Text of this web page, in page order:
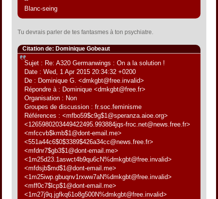
Blanc-seing
Tu devrais parler de tes fantasmes à ton psychiatre.
Citation de: Dominique Gobeaut
Sujet : Re: A320 Germanwings : On a la solution !
Date : Wed, 1 Apr 2015 20:34:32 +0200
De : Dominique G. <dmkgbt@free.invalid>
Répondre à : Dominique <dmkgbt@free.fr>
Organisation : Non
Groupes de discussion : fr.soc.feminisme
Références : <mfbo59$c9g$1@speranza.aioe.org>
<1265980203449422495.993884jqs-froc.net@news.free.fr>
<mfccvb$kmb$1@dont-email.me>
<551a44c6$0$3389$426a34cc@news.free.fr>
<mfdnr7$gb3$1@dont-email.me>
<1m25d23.1aswct4b9qu6cN%dmkgbt@free.invalid>
<mfdsjb$md$1@dont-email.me>
<1m25iwp.gbuqnv1rxww7aN%dmkgbt@free.invalid>
<mff0c7$lcp$1@dont-email.me>
<1m27j9q.jgfkq61o8g500N%dmkgbt@free.invalid>